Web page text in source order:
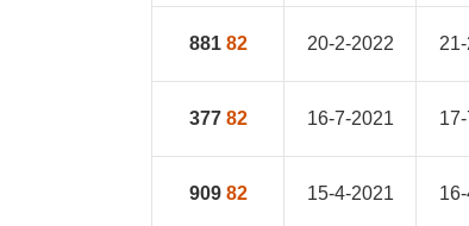
881 82 20-2-2022
377 82 16-7-2021
909 82 15-4-2021